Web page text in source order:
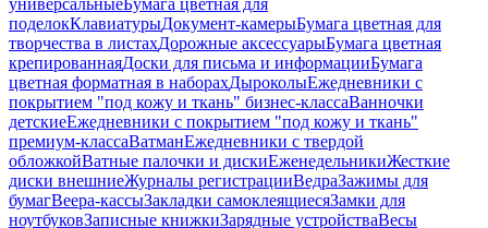
универсальныеБумага цветная для
поделокКлавиатурыДокумент-камерыБумага цветная для
творчества в листахДорожные аксессуарыБумага цветная
крепированнаяДоски для письма и информацииБумага
цветная форматная в наборахДыроколыЕжедневники с
покрытием "под кожу и ткань" бизнес-классаВанночки
детскиеЕжедневники с покрытием "под кожу и ткань"
премиум-классаВатманЕжедневники с твердой
обложкойВатные палочки и дискиЕженедельникиЖесткие
диски внешниеЖурналы регистрацииВедраЗажимы для
бумагВеера-кассыЗакладки самоклеящиесяЗамки для
ноутбуковЗаписные книжкиЗарядные устройстваВесы